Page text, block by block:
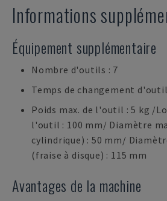
Informations
Équipement supplémentaire
Nombre d'outils : 7
Temps de changement d'outil
Poids max. de l'outil : 5 kg /
l'outil : 100 mm/ Diamètre
cylindrique) : 50 mm/
(fraise à disque) : 115 mm
Avantages de la machine